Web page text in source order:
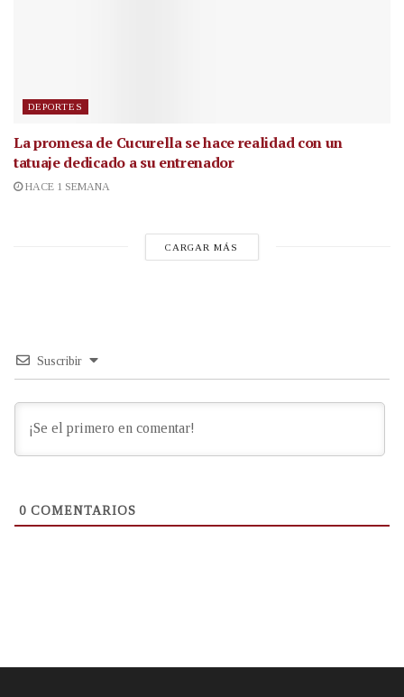
DEPORTES
La promesa de Cucurella se hace realidad con un
tatuaje dedicado a su entrenador
HACE 1 SEMANA
CARGAR MÁS
Suscribir
0 COMENTARIOS